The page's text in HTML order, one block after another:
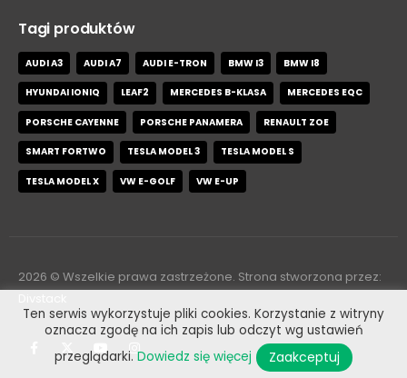
Tagi produktów
AUDI A3 AUDI A7 AUDI E-TRON BMW I3 BMW I8
HYUNDAI IONIQ LEAF2 MERCEDES B-KLASA MERCEDES EQC
PORSCHE CAYENNE PORSCHE PANAMERA RENAULT ZOE
SMART FORTWO TESLA MODEL 3 TESLA MODEL S
TESLA MODEL X VW E-GOLF VW E-UP
2026 © Wszelkie prawa zastrzeżone. Strona stworzona przez:
Ten serwis wykorzystuje pliki cookies. Korzystanie z witryny
oznacza zgodę na ich zapis lub odczyt wg ustawień
przeglądarki. Dowiedz się więcej Zaakceptuj